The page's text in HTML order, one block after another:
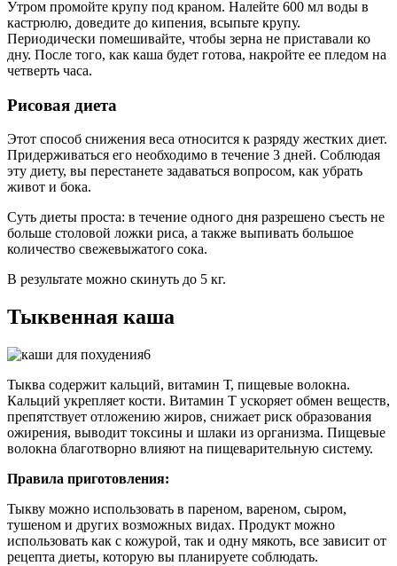
Утром промойте крупу под краном. Налейте 600 мл воды в
кастрюлю, доведите до кипения, всыпьте крупу.
Периодически помешивайте, чтобы зерна не приставали ко
дну. После того, как каша будет готова, накройте ее пледом на
четверть часа.
Рисовая диета
Этот способ снижения веса относится к разряду жестких диет.
Придерживаться его необходимо в течение 3 дней. Соблюдая
эту диету, вы перестанете задаваться вопросом, как убрать
живот и бока.
Суть диеты проста: в течение одного дня разрешено съесть не
больше столовой ложки риса, а также выпивать большое
количество свежевыжатого сока.
В результате можно скинуть до 5 кг.
Тыквенная каша
Тыква содержит кальций, витамин Т, пищевые волокна.
Кальций укрепляет кости. Витамин Т ускоряет обмен веществ,
препятствует отложению жиров, снижает риск образования
ожирения, выводит токсины и шлаки из организма. Пищевые
волокна благотворно влияют на пищеварительную систему.
Правила приготовления:
Тыкву можно использовать в пареном, вареном, сыром,
тушеном и других возможных видах. Продукт можно
использовать как с кожурой, так и одну мякоть, все зависит от
рецепта диеты, которую вы планируете соблюдать.